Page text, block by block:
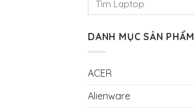
DANH MỤC SẢN PHẨM
ACER
Alienware